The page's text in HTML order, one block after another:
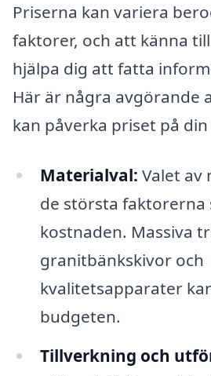
Priserna kan variera
faktorer, och att känna
hjälpa dig att fatta
Här är några avgörande
kan påverka priset på
Materialval: Valet av
de största faktorerna
kostnaden. Massiva
granitbänkskivor och
kvalitetsapparater
budgeten.
Tillverkning och